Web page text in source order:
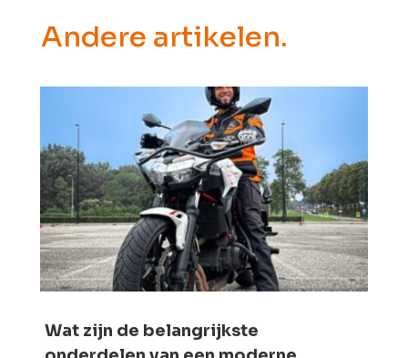
Andere artikelen.
Wat zijn de belangrijkste